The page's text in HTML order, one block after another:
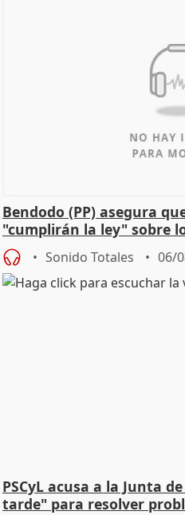
Bendodo (PP) asegura
"cumplirán la ley" sobre
Sonido Totales 06/
PSCyL acusa a la Junta
tarde" para resolver